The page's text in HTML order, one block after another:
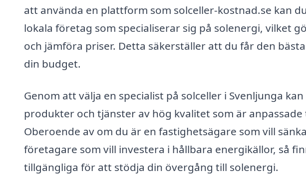
att använda en plattform som solceller-kostnad.se kan
lokala företag som specialiserar sig på solenergi, vilket
och jämföra priser. Detta säkerställer att du får den
din budget.
Genom att välja en specialist på solceller i Svenljunga
produkter och tjänster av hög kvalitet som är
Oberoende av om du är en fastighetsägare som vill
företagare som vill investera i hållbara energikällor, så
tillgängliga för att stödja din övergång till solenergi.